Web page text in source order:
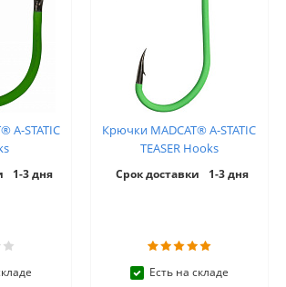
A-STATIC
1-3 дня
Крючки MADCAT® A-STATIC
TEASER Hooks
Срок доставки 1-3 дня
Есть на складе